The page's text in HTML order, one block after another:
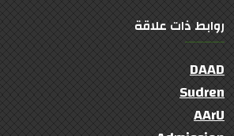
روابط ذات علاقة
DAAD
Sudren
AArU